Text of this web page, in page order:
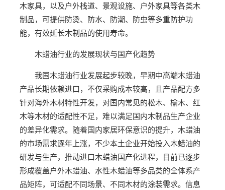
木家具，以及户外栈道、景观设施、户外家具等各类木
制品，可提供防烫、防水、防潮、防虫等多重防护功
能，有效延长木制品的使用寿命。
木蜡油行业的发展现状与国产化趋势
我国木蜡油行业发展起步较晚，早期中高端木蜡油
产品长期依赖进口，不仅采购成本较高，且产品配方多
针对海外木材特性开发，对国内常见的松木、榆木、红
木等木材的适配性不足，难以满足国内木制品生产企业
的差异化需求。随着国内家居环保意识的提升，木蜡油
的市场需求逐年上涨，不少本土企业开始投入木蜡油的
研发与生产，推动进口木蜡油国产化进程，目前已逐步
形成覆盖户外木蜡油、水性木蜡油等多品类的全体系产
品矩阵，可适配不同场景、不同木材的涂装需求。信息